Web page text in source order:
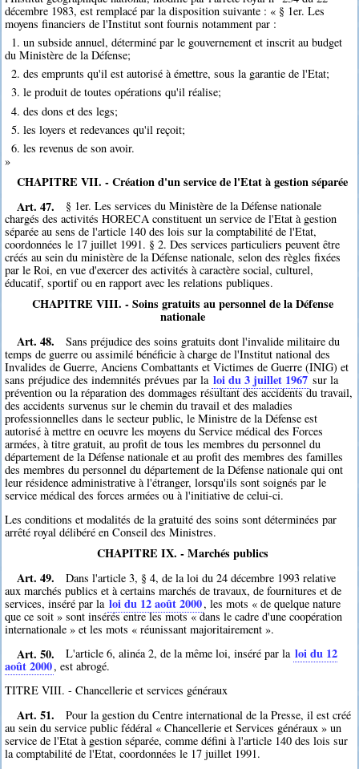
décembre 1983, est remplacé par la disposition suivante : « § 1er. Les
moyens financiers de l'Institut sont fournis notamment par :
1. un subside annuel, déterminé par le gouvernement et inscrit au budget
du Ministère de la Défense;
2. des emprunts qu'il est autorisé à émettre, sous la garantie de l'Etat;
3. le produit de toutes opérations qu'il réalise;
4. des dons et des legs;
5. les loyers et redevances qu'il reçoit;
6. les revenus de son avoir.
»
CHAPITRE VII. - Création d'un service de l'Etat à gestion séparée
Art. 47.
§ 1er. Les services du Ministère de la Défense nationale
chargés des activités HORECA constituent un service de l'Etat à gestion
séparée au sens de l'article 140 des lois sur la comptabilité de l'Etat,
coordonnées le 17 juillet 1991. § 2. Des services particuliers peuvent être
créés au sein du ministère de la Défense nationale, selon des règles fixées
par le Roi, en vue d'exercer des activités à caractère social, culturel,
éducatif, sportif ou en rapport avec les relations publiques.
CHAPITRE VIII. - Soins gratuits au personnel de la Défense
nationale
Art. 48.
Sans préjudice des soins gratuits dont l'invalide militaire du
temps de guerre ou assimilé bénéficie à charge de l'Institut national des
Invalides de Guerre, Anciens Combattants et Victimes de Guerre (INIG) et
sans préjudice des indemnités prévues par la loi du 3 juillet 1967 sur la
prévention ou la réparation des dommages résultant des accidents du travail,
des accidents survenus sur le chemin du travail et des maladies
professionnelles dans le secteur public, le Ministre de la Défense est
autorisé à mettre en oeuvre les moyens du Service médical des Forces
armées, à titre gratuit, au profit de tous les membres du personnel du
département de la Défense nationale et au profit des membres des familles
des membres du personnel du département de la Défense nationale qui ont
leur résidence administrative à l'étranger, lorsqu'ils sont soignés par le
service médical des forces armées ou à l'initiative de celui-ci.
Les conditions et modalités de la gratuité des soins sont déterminées par
arrêté royal délibéré en Conseil des Ministres.
CHAPITRE IX. - Marchés publics
Art. 49.
Dans l'article 3, § 4, de la loi du 24 décembre 1993 relative
aux marchés publics et à certains marchés de travaux, de fournitures et de
services, inséré par la loi du 12 août 2000, les mots « de quelque nature
que ce soit » sont insérés entre les mots « dans le cadre d'une coopération
internationale » et les mots « réunissant majoritairement ».
Art. 50. L'article 6, alinéa 2, de la même loi, inséré par la loi du 12
août 2000, est abrogé.
TITRE VIII. - Chancellerie et services généraux
Art. 51.
Pour la gestion du Centre international de la Presse, il est créé
au sein du service public fédéral « Chancellerie et Services généraux » un
service de l'Etat à gestion séparée, comme défini à l'article 140 des lois sur
la comptabilité de l'Etat, coordonnées le 17 juillet 1991.